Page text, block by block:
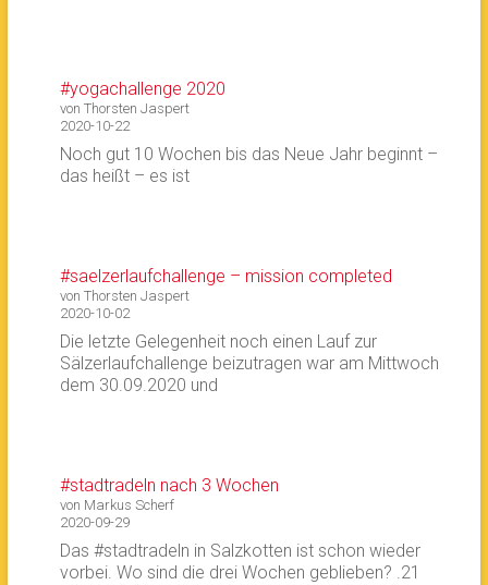
#yogachallenge 2020
von Thorsten Jaspert
2020-10-22
Noch gut 10 Wochen bis das Neue Jahr beginnt –
das heißt – es ist
#saelzerlaufchallenge – mission completed
von Thorsten Jaspert
2020-10-02
Die letzte Gelegenheit noch einen Lauf zur
Sälzerlaufchallenge beizutragen war am Mittwoch
dem 30.09.2020 und
#stadtradeln nach 3 Wochen
von Markus Scherf
2020-09-29
Das #stadtradeln in Salzkotten ist schon wieder
vorbei. Wo sind die drei Wochen geblieben? .21